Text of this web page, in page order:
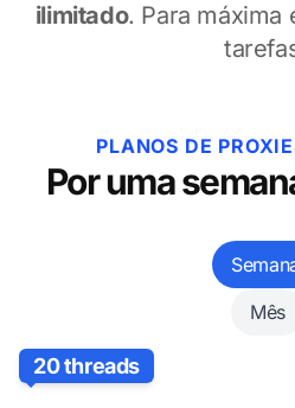
ilimitado. Para máxima
PLANOS DE
Por uma
Mês
20 threads